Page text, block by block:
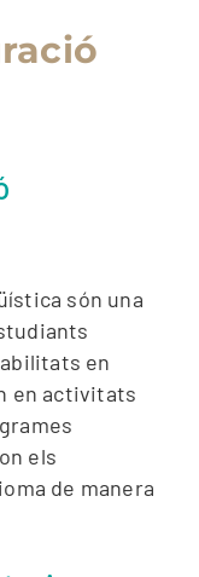
són una
en
en activitats
els
de manera